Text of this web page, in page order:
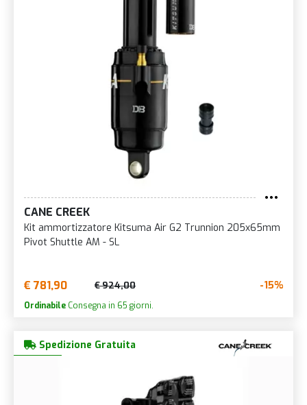
CANE CREEK
Kit ammortizzatore Kitsuma Air G2 Trunnion 205x65mm
Pivot Shuttle AM - SL
€ 781,90 € 924,00 -15%
Ordinabile Consegna in 65 giorni.
Spedizione Gratuita